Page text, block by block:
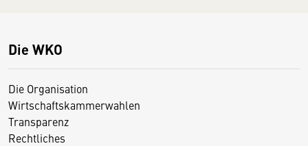
Die WKO
Die Organisation
Wirtschaftskammerwahlen
Transparenz
Rechtliches